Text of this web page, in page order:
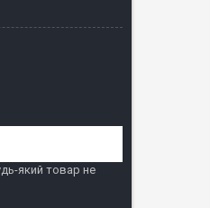
який товар не